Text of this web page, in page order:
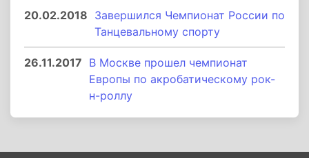
20.02.2018 Завершился Чемпионат России по
Танцевальному спорту
26.11.2017 В Москве прошел чемпионат
Европы по акробатическому рок-
н-роллу